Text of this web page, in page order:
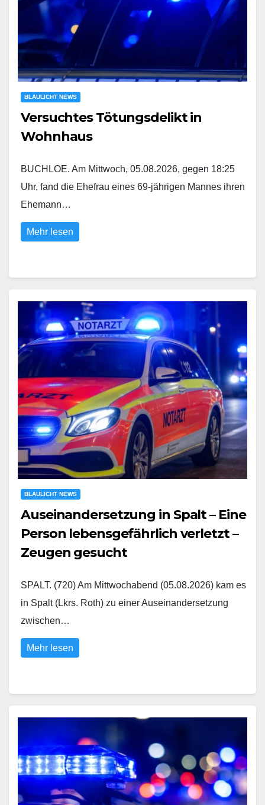
BLAULICHT NEWS
Versuchtes Tötungsdelikt in
Wohnhaus
BUCHLOE. Am Mittwoch, 05.08.2026, gegen 18:25
Uhr, fand die Ehefrau eines 69-jährigen Mannes ihren
Ehemann…
Mehr lesen
BLAULICHT NEWS
Auseinandersetzung in Spalt – Eine
Person lebensgefährlich verletzt –
Zeugen gesucht
SPALT. (720) Am Mittwochabend (05.08.2026) kam es
in Spalt (Lkrs. Roth) zu einer Auseinandersetzung
zwischen…
Mehr lesen